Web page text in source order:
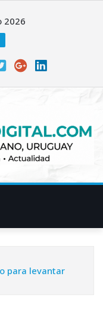
2026
para levantar